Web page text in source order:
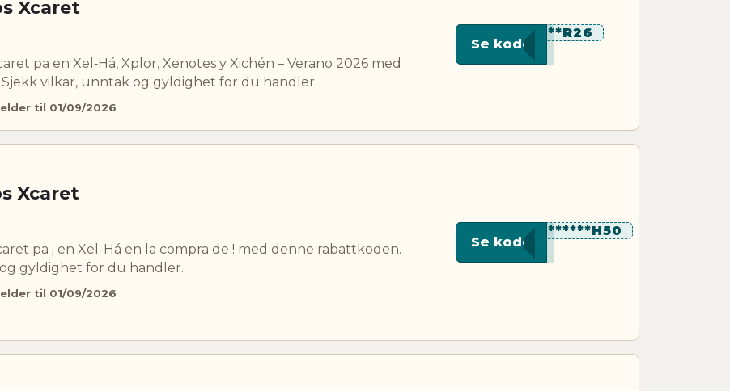
Xcaret
pa en Xel‑Há, Xplor, Xenotes y Xichén – Verano 2026 med
vilkar, unntak og gyldighet for du handler.
til 01/09/2026
*****R26
Se kode
Xcaret
pa ¡ en Xel-Há en la compra de ! med denne rabattkoden.
gyldighet for du handler.
til 01/09/2026
*********H50
Se kode